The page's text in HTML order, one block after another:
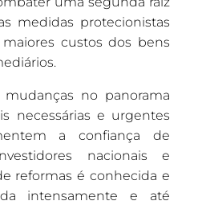
medidas protecionistas
custos dos bens
mudanças no panorama
necessárias e urgentes
a confiança de
nacionais e
reformas é conhecida e
intensamente e até